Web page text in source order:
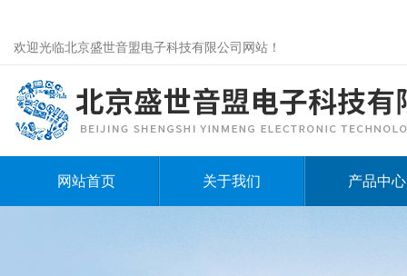
欢迎光临北京盛世音盟电子科技有限公司网站！
网站首页 关于我们 产品中心